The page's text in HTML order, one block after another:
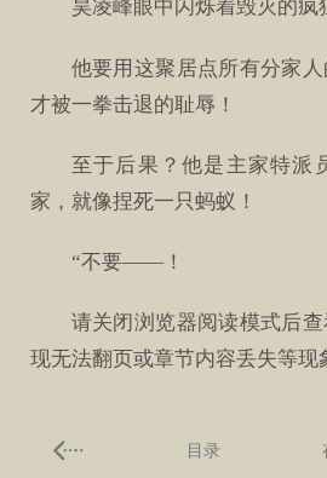
昊凌峰眼中闪烁着毁灭的疯
他要用这聚居点所有分家
才被一拳击退的耻辱！
至于后果？他是主家特派
家，就像捏死一只蚂蚁！
“不要——！
请关闭浏览器阅读模式后
现无法翻页或章节内容丢失等现
目录